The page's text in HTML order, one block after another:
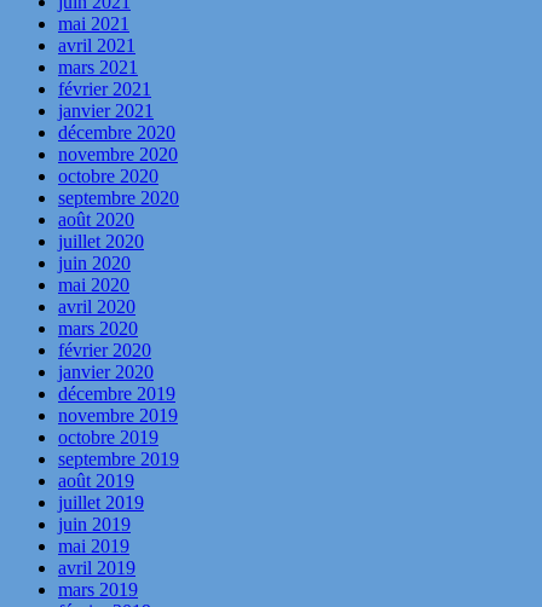
mai 2021
avril 2021
mars 2021
février 2021
janvier 2021
décembre 2020
novembre 2020
octobre 2020
septembre 2020
août 2020
juillet 2020
juin 2020
mai 2020
avril 2020
mars 2020
février 2020
janvier 2020
décembre 2019
novembre 2019
octobre 2019
septembre 2019
août 2019
juillet 2019
juin 2019
mai 2019
avril 2019
mars 2019